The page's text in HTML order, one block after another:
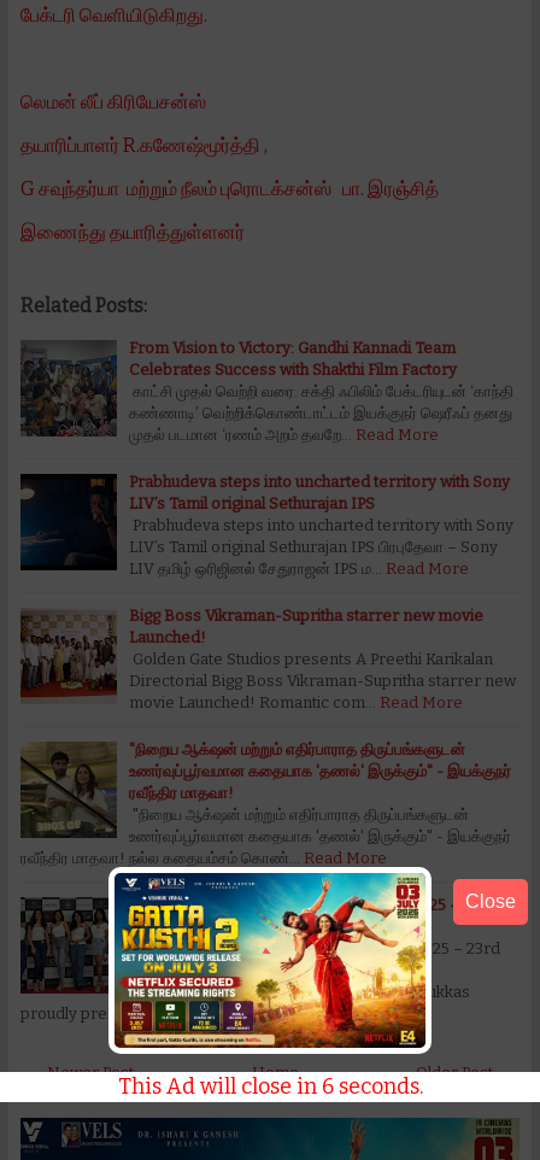
பேக்டரி வெளியிடுகிறது.
லெமன் லீப் கிரியேசன்ஸ்
தயாரிப்பாளர் R.கணேஷ்மூர்த்தி ,
G சவுந்தர்யா மற்றும் நீலம் புரொடக்சன்ஸ் பா. இரஞ்சித்
இணைந்து தயாரித்துள்ளனர்
Related Posts:
From Vision to Victory: Gandhi Kannadi Team
Celebrates Success with Shakthi Film Factory
காட்சி முதல் வெற்றி வரை: சக்தி ஃபிலிம் பேக்டரியுடன் ‘காந்தி
கண்ணாடி’ வெற்றிக்கொண்டாட்டம் இயக்குநர் ஷெரீஃப் தனது
முதல் படமான ‘ரணம் அறம் தவறே…
Read More
Prabhudeva steps into uncharted territory with Sony
LIV’s Tamil original Sethurajan IPS
Prabhudeva steps into uncharted territory with Sony
LIV’s Tamil original Sethurajan IPS பிரபுதேவா – Sony
LIV தமிழ் ஒரிஜினல் சேதுராஜன் IPS ம…
Read More
Bigg Boss Vikraman-Supritha starrer new movie
Launched!
Golden Gate Studios presents A Preethi Karikalan
Directorial Bigg Boss Vikraman-Supritha starrer new
movie Launched! Romantic com…
Read More
"நிறைய ஆக்‌ஷன் மற்றும் எதிர்பாராத திருப்பங்களுடன்
உணர்வுப்பூர்வமான கதையாக 'தணல்' இருக்கும்" - இயக்குநர்
ரவீந்திர மாதவா!
"நிறைய ஆக்‌ஷன் மற்றும் எதிர்பாராத திருப்பங்களுடன்
உணர்வுப்பூர்வமான கதையாக 'தணல்' இருக்கும்" - இயக்குநர்
ரவீந்திர மாதவா! நல்ல கதையம்சம் கொண்…
Read More
Jos Alukkas Presents Miss South India 2025 – 23rd
Edition: Ushering a New Era of Pageantry
Jos Alukkas Presents Miss South India 2025 – 23rd
Edition: Ushering a New Era of
Pageantry Kochi/Bangalore, 2025 – Jos Alukkas
proudly pres…
Read More
← Newer Post Older Post →
Home
Close
This Ad will close in 5seconds.